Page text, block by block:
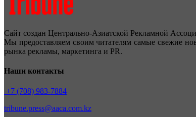
Сайт создан Центрально-Азиатской Рекламной
Мы предоставляем своим читателям самые свежие
рынка рекламы, маркетинга и PR.
Наши контакты
+7 (708) 983-7884
tribune.press@aaca.com.kz